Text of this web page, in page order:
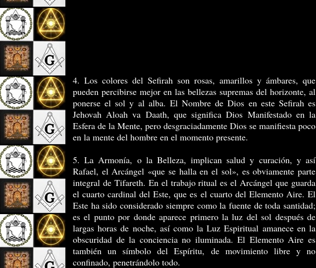
4. Los colores del Sefirah son rosas, amarillos y ámbares, que
pueden percibirse mejor en las bellezas supremas del horizonte, al
ponerse el sol y al alba. El Nombre de Dios en este Sefirah es
Jehovah Aloah va Daath, que significa Dios Manifestado en la
Esfera de la Mente, pero desgraciadamente Dios se manifiesta poco
en la mente del hombre en el momento presente.
5. La Armonía, o la Belleza, implican salud y curación, y así
Rafael, el Arcángel «que se halla en el sol», es obviamente parte
integral de Tifareth. En el trabajo ritual es el Arcángel que guarda
el cuarto cardinal del Este, que es el cuarto del Elemento Aire. El
Este ha sido considerado siempre como la fuente de toda santidad;
es el punto por donde aparece primero la luz del sol después de
largas horas de noche, así como la Luz Espiritual amanece en la
obscuridad de la conciencia no iluminada. El Elemento Aire es
también un símbolo del Espíritu, de movimiento libre y no
confinado, penetrándolo todo.